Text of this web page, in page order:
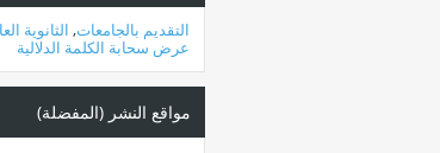
التقديم بالجامعات, الثانوية
عرض سحابة الكلمة الدلالية
مواقع النشر (المفضلة)